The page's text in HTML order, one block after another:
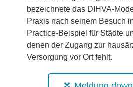
bezeichnete das DIHVA-
Praxis nach seinem Besuch
Practice-Beispiel für Städte
denen der Zugang zur
Versorgung vor Ort fehlt.